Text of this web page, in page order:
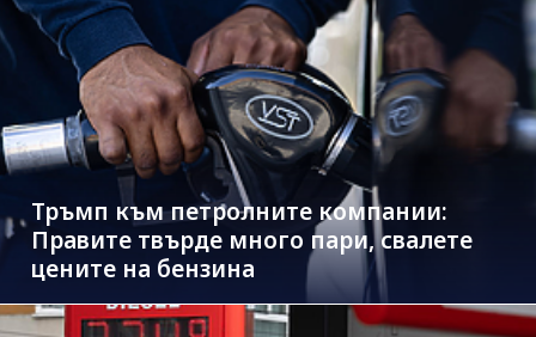
Тръмп към петролните компании:
Правите твърде много пари, свалете
цените на бензина